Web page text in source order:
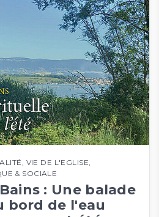
VIE DE L'EGLISE
& SOCIALE
: Une balade
bord de l'eau